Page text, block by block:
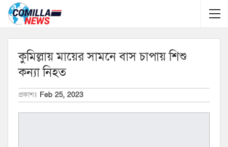
কুমিল্লায় মায়ের সামনে বাস চাপায় শিশু
কন্যা নিহত
প্রকাশঃ Feb 25, 2023